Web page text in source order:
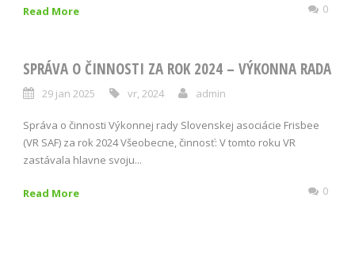
Read More 0
SPRÁVA O ČINNOSTI ZA ROK 2024 – VÝKONNA RADA
29 jan 2025 vr, 2024 admin
Správa o činnosti Výkonnej rady Slovenskej asociácie Frisbee
(VR SAF) za rok 2024 Všeobecne, činnosť: V tomto roku VR
zastávala hlavne svoju...
Read More 0